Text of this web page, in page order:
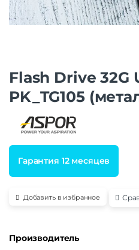
Flash Drive 32G
PK_TG105
Гарантия 12 месяцев
Добавить в избранное
Производитель